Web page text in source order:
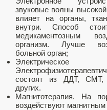
звуковые волны
влияет на органы,
внутри. Способ
медикаментозным
организм. Лучше
больной орган;
Электрическое
состоят из ДДТ, СМТ,
других.
Магнитотерапия. На
воздействуют